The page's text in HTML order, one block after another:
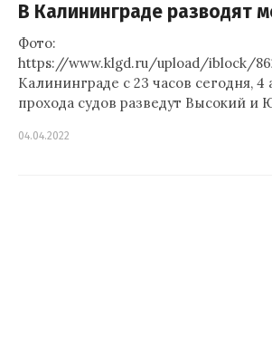
В Калининграде разводят
Фото:
https://www.klgd.ru/upload/iblock/
Калининграде с 23 часов сегодня, 4
прохода судов разведут Высокий
04.04.2022